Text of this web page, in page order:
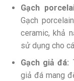
Gạch
Gạch
ceramic, khả
sử dụng cho
Gạch giả đá:
giả đá mang